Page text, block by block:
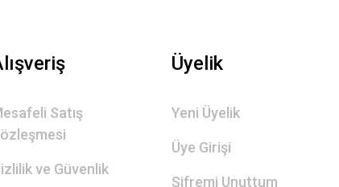
Satış
ve Güvenlik
Üyelik
Yeni Üyelik
Üye Girişi
Şifremi Unuttum